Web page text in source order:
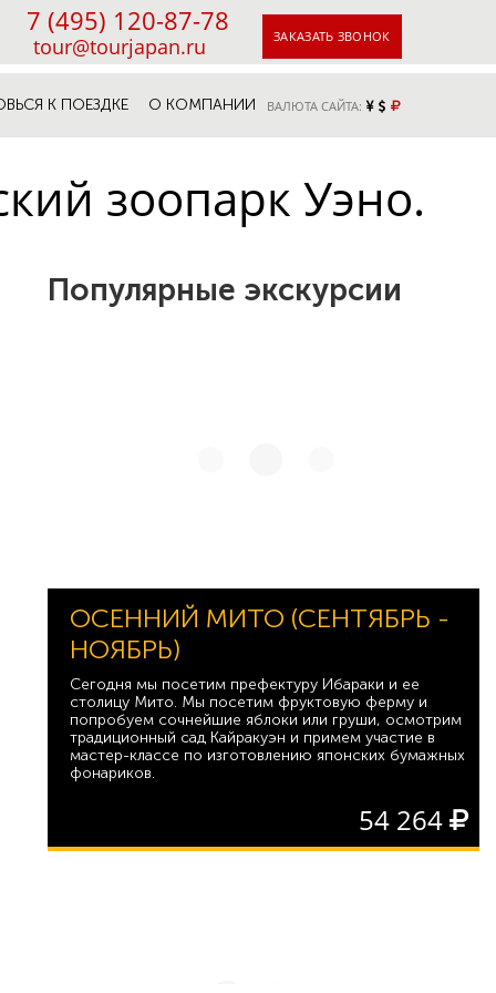
7 (495) 120-87-78
tour@tourjapan.ru ЗАКАЗАТЬ ЗВОНОК
К ПОЕЗДКЕ О КОМПАНИИ ВАЛЮТА САЙТА:
зоопарк Уэно.
Популярные экскурсии
ОСЕННИЙ МИТО (СЕНТЯБРЬ -
НОЯБРЬ)
Сегодня мы посетим префектуру Ибараки и ее
столицу Мито. Мы посетим фруктовую ферму и
попробуем сочнейшие яблоки или груши, осмотрим
традиционный сад Кайракуэн и примем участие в
мастер-классе по изготовлению японских бумажных
фонариков.
54 264